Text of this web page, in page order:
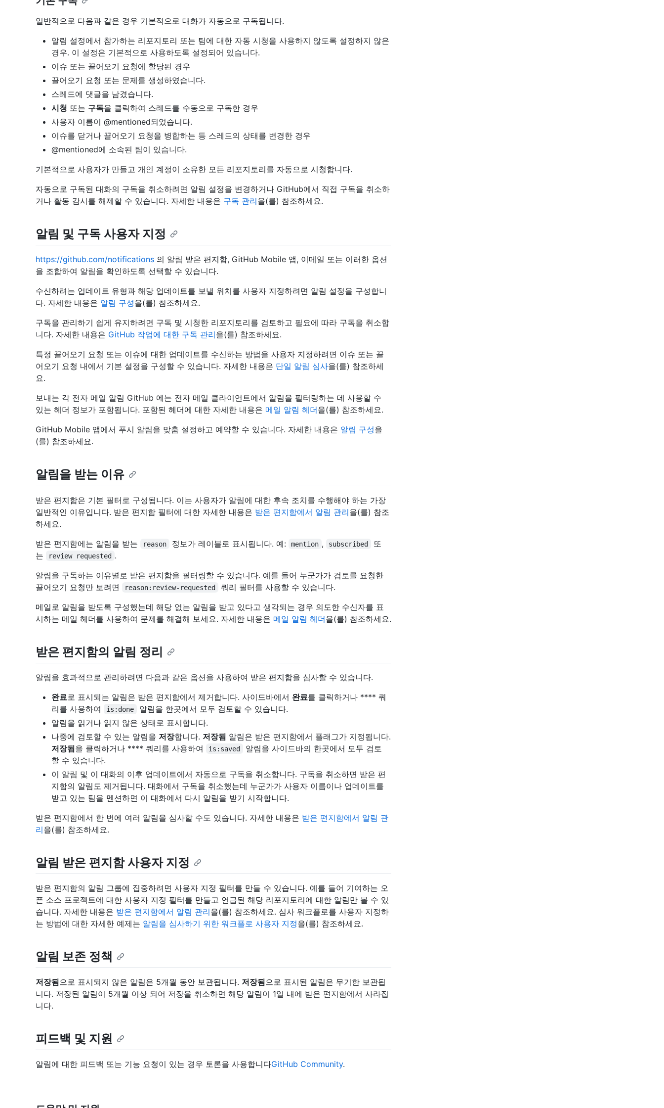
일반적으로 다음과 같은 경우 기본적으로 대화가 자동으로 구독됩니다.
알림 설정에서 참가하는 리포지토리 또는 팀에 대한 자동 시청을 사용하지 않도록 설정하지 않은
경우. 이 설정은 기본적으로 사용하도록 설정되어 있습니다.
이슈 또는 끌어오기 요청에 할당된 경우
끌어오기 요청 또는 문제를 생성하였습니다.
스레드에 댓글을 남겼습니다.
시청 또는 구독을 클릭하여 스레드를 수동으로 구독한 경우
사용자 이름이 @mentioned되었습니다.
이슈를 닫거나 끌어오기 요청을 병합하는 등 스레드의 상태를 변경한 경우
@mentioned에 소속된 팀이 있습니다.
기본적으로 사용자가 만들고 개인 계정이 소유한 모든 리포지토리를 자동으로 시청합니다.
자동으로 구독된 대화의 구독을 취소하려면 알림 설정을 변경하거나 GitHub에서 직접 구독을 취소하
거나 활동 감시를 해제할 수 있습니다. 자세한 내용은 구독 관리을(를) 참조하세요.
알림 및 구독 사용자 지정
https://github.com/notifications 의 알림 받은 편지함, GitHub Mobile 앱, 이메일 또는 이러한 옵션
을 조합하여 알림을 확인하도록 선택할 수 있습니다.
수신하려는 업데이트 유형과 해당 업데이트를 보낼 위치를 사용자 지정하려면 알림 설정을 구성합니
다. 자세한 내용은 알림 구성을(를) 참조하세요.
구독을 관리하기 쉽게 유지하려면 구독 및 시청한 리포지토리를 검토하고 필요에 따라 구독을 취소합
니다. 자세한 내용은 GitHub 작업에 대한 구독 관리을(를) 참조하세요.
특정 끌어오기 요청 또는 이슈에 대한 업데이트를 수신하는 방법을 사용자 지정하려면 이슈 또는 끌
어오기 요청 내에서 기본 설정을 구성할 수 있습니다. 자세한 내용은 단일 알림 심사을(를) 참조하세
요.
보내는 각 전자 메일 알림 GitHub 에는 전자 메일 클라이언트에서 알림을 필터링하는 데 사용할 수
있는 헤더 정보가 포함됩니다. 포함된 헤더에 대한 자세한 내용은 메일 알림 헤더을(를) 참조하세요.
GitHub Mobile 앱에서 푸시 알림을 맞춤 설정하고 예약할 수 있습니다. 자세한 내용은 알림 구성을
(를) 참조하세요.
알림을 받는 이유
받은 편지함은 기본 필터로 구성됩니다. 이는 사용자가 알림에 대한 후속 조치를 수행해야 하는 가장
일반적인 이유입니다. 받은 편지함 필터에 대한 자세한 내용은 받은 편지함에서 알림 관리을(를) 참조
하세요.
받은 편지함에는 알림을 받는
reason 정보가 레이블로 표시됩니다. 예: mention , subscribed
또
는
review requested .
알림을 구독하는 이유별로 받은 편지함을 필터링할 수 있습니다. 예를 들어 누군가가 검토를 요청한
끌어오기 요청만 보려면
reason:review-requested
쿼리 필터를 사용할 수 있습니다.
메일로 알림을 받도록 구성했는데 해당 없는 알림을 받고 있다고 생각되는 경우 의도한 수신자를 표
시하는 메일 헤더를 사용하여 문제를 해결해 보세요. 자세한 내용은 메일 알림 헤더을(를) 참조하세요.
받은 편지함의 알림 정리
알림을 효과적으로 관리하려면 다음과 같은 옵션을 사용하여 받은 편지함을 심사할 수 있습니다.
완료 로 표시되는 알림은 받은 편지함에서 제거합니다. 사이드바에서 완료를 클릭하거나 **** 쿼
리를 사용하여
is:done
알림을 한곳에서 모두 검토할 수 있습니다.
알림을 읽거나 읽지 않은 상태로 표시합니다.
나중에 검토할 수 있는 알림을 저장합니다. 저장됨 알림은 받은 편지함에서 플래그가 지정됩니다.
저장됨을 클릭하거나 **** 쿼리를 사용하여 is:saved
알림을 사이드바의 한곳에서 모두 검토
할 수 있습니다.
이 알림 및 이 대화의 이후 업데이트에서 자동으로 구독을 취소합니다. 구독을 취소하면 받은 편
지함의 알림도 제거됩니다. 대화에서 구독을 취소했는데 누군가가 사용자 이름이나 업데이트를
받고 있는 팀을 멘션하면 이 대화에서 다시 알림을 받기 시작합니다.
받은 편지함에서 한 번에 여러 알림을 심사할 수도 있습니다. 자세한 내용은 받은 편지함에서 알림 관
리을(를) 참조하세요.
알림 받은 편지함 사용자 지정
받은 편지함의 알림 그룹에 집중하려면 사용자 지정 필터를 만들 수 있습니다. 예를 들어 기여하는 오
픈 소스 프로젝트에 대한 사용자 지정 필터를 만들고 언급된 해당 리포지토리에 대한 알림만 볼 수 있
습니다. 자세한 내용은 받은 편지함에서 알림 관리을(를) 참조하세요. 심사 워크플로를 사용자 지정하
는 방법에 대한 자세한 예제는 알림을 심사하기 위한 워크플로 사용자 지정을(를) 참조하세요.
알림 보존 정책
저장됨으로 표시되지 않은 알림은 5개월 동안 보관됩니다. 저장됨으로 표시된 알림은 무기한 보관됩
니다. 저장된 알림이 5개월 이상 되어 저장을 취소하면 해당 알림이 1일 내에 받은 편지함에서 사라집
니다.
피드백 및 지원
알림에 대한 피드백 또는 기능 요청이 있는 경우 토론을 사용합니다GitHub Community.